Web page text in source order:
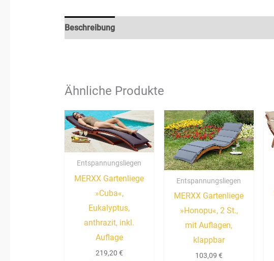
Beschreibung
Ähnliche Produkte
Entspannungsliegen
MERXX Gartenliege
»Cuba«,
Eukalyptus,
anthrazit, inkl.
Auflage
219,20 €
Entspannungsliegen
MERXX Gartenliege
»Honopu«, 2 St.,
mit Auflagen,
klappbar
103,09 €